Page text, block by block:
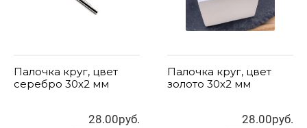
Палочка круг, цвет
серебро 30х2 мм
28.00руб.
Палочка круг, цвет
золото 30х2 мм
28.00руб.